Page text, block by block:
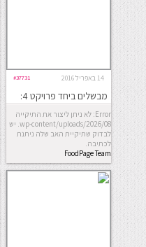
14 באפריל 2016 #37731
מבשלים ביחד פרויקט 4:
ארוחת פסח
Error: לא ניתן ליצור את התיקייה
wp-content/uploads/2026/08. יש
לבדוק שתיקיית האב שלה ניתנת
לכתיבה.
FoodPage Team